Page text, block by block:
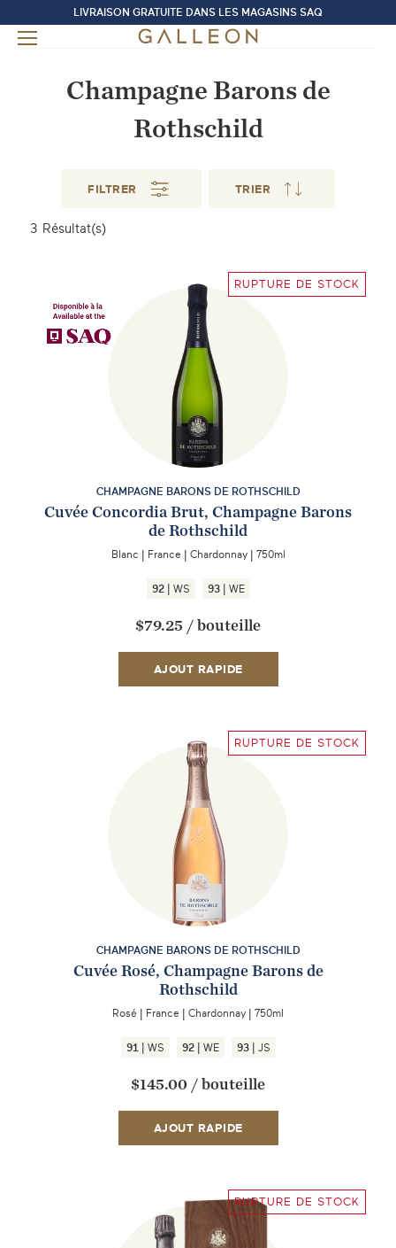
LIVRAISON GRATUITE DANS LES MAGASINS SAQ
Champagne Barons de
Rothschild
3 Résultat(s)
FILTRER TRIER
CHAMPAGNE BARONS DE ROTHSCHILD
Cuvée Concordia Brut, Champagne Barons
de Rothschild
Blanc France Chardonnay 750ml
92 WS 93 WE
$79.25 /bouteille
AJOUT RAPIDE
RUPTURE DE STOCK
CHAMPAGNE BARONS DE ROTHSCHILD
Cuvée Rosé, Champagne Barons de
Rothschild
Rosé France Chardonnay 750ml
91 WS 92 WE 93 JS
$145.00 /bouteille
AJOUT RAPIDE
RUPTURE DE STOCK
RUPTURE DE STOCK